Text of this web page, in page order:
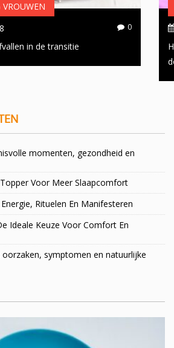
VROUWEN
0
in de transitie?
momenten, gezondheid en
Voor Meer Slaapcomfort
Rituelen En Manifesteren
Ideale Keuze Voor Comfort En
symptomen en natuurlijke